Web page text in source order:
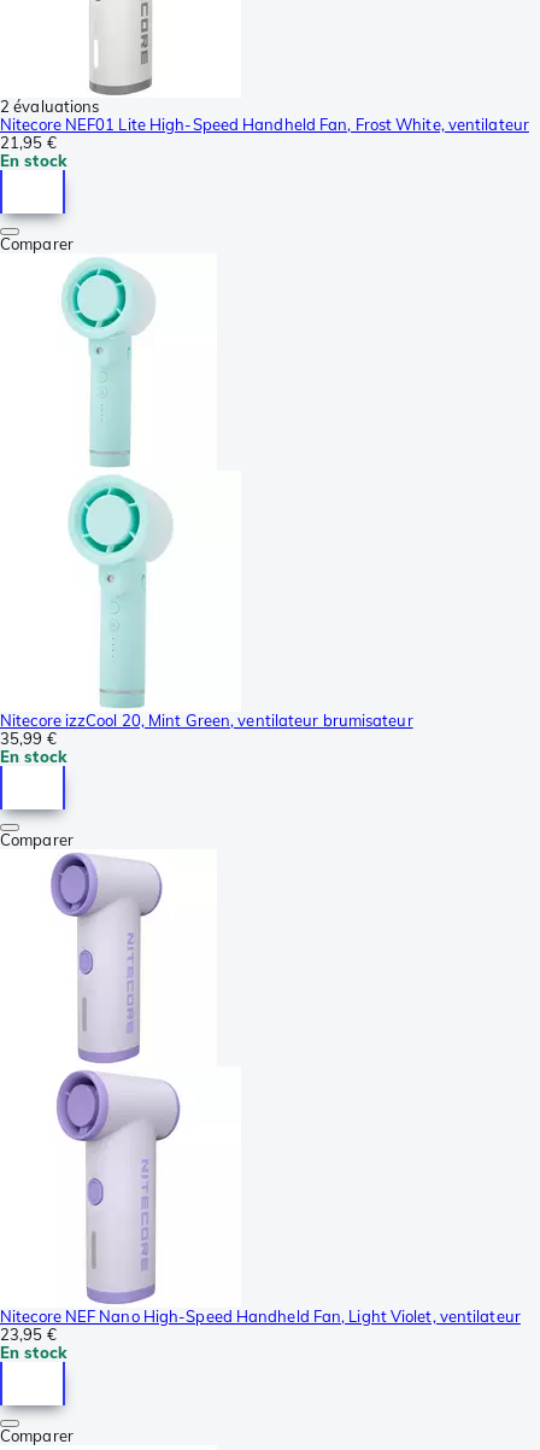
2 évaluations
Nitecore NEF01 Lite High-Speed Handheld Fan, Frost White, ventilateur
21,95 €
En stock
Comparer
Nitecore izzCool 20, Mint Green, ventilateur brumisateur
35,99 €
En stock
Comparer
Nitecore NEF Nano High-Speed Handheld Fan, Light Violet, ventilateur
23,95 €
En stock
Comparer